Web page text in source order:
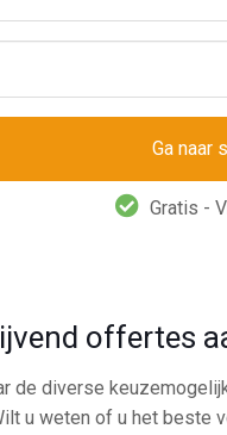
Gratis -
offertes
de diverse
u weten of u het beste